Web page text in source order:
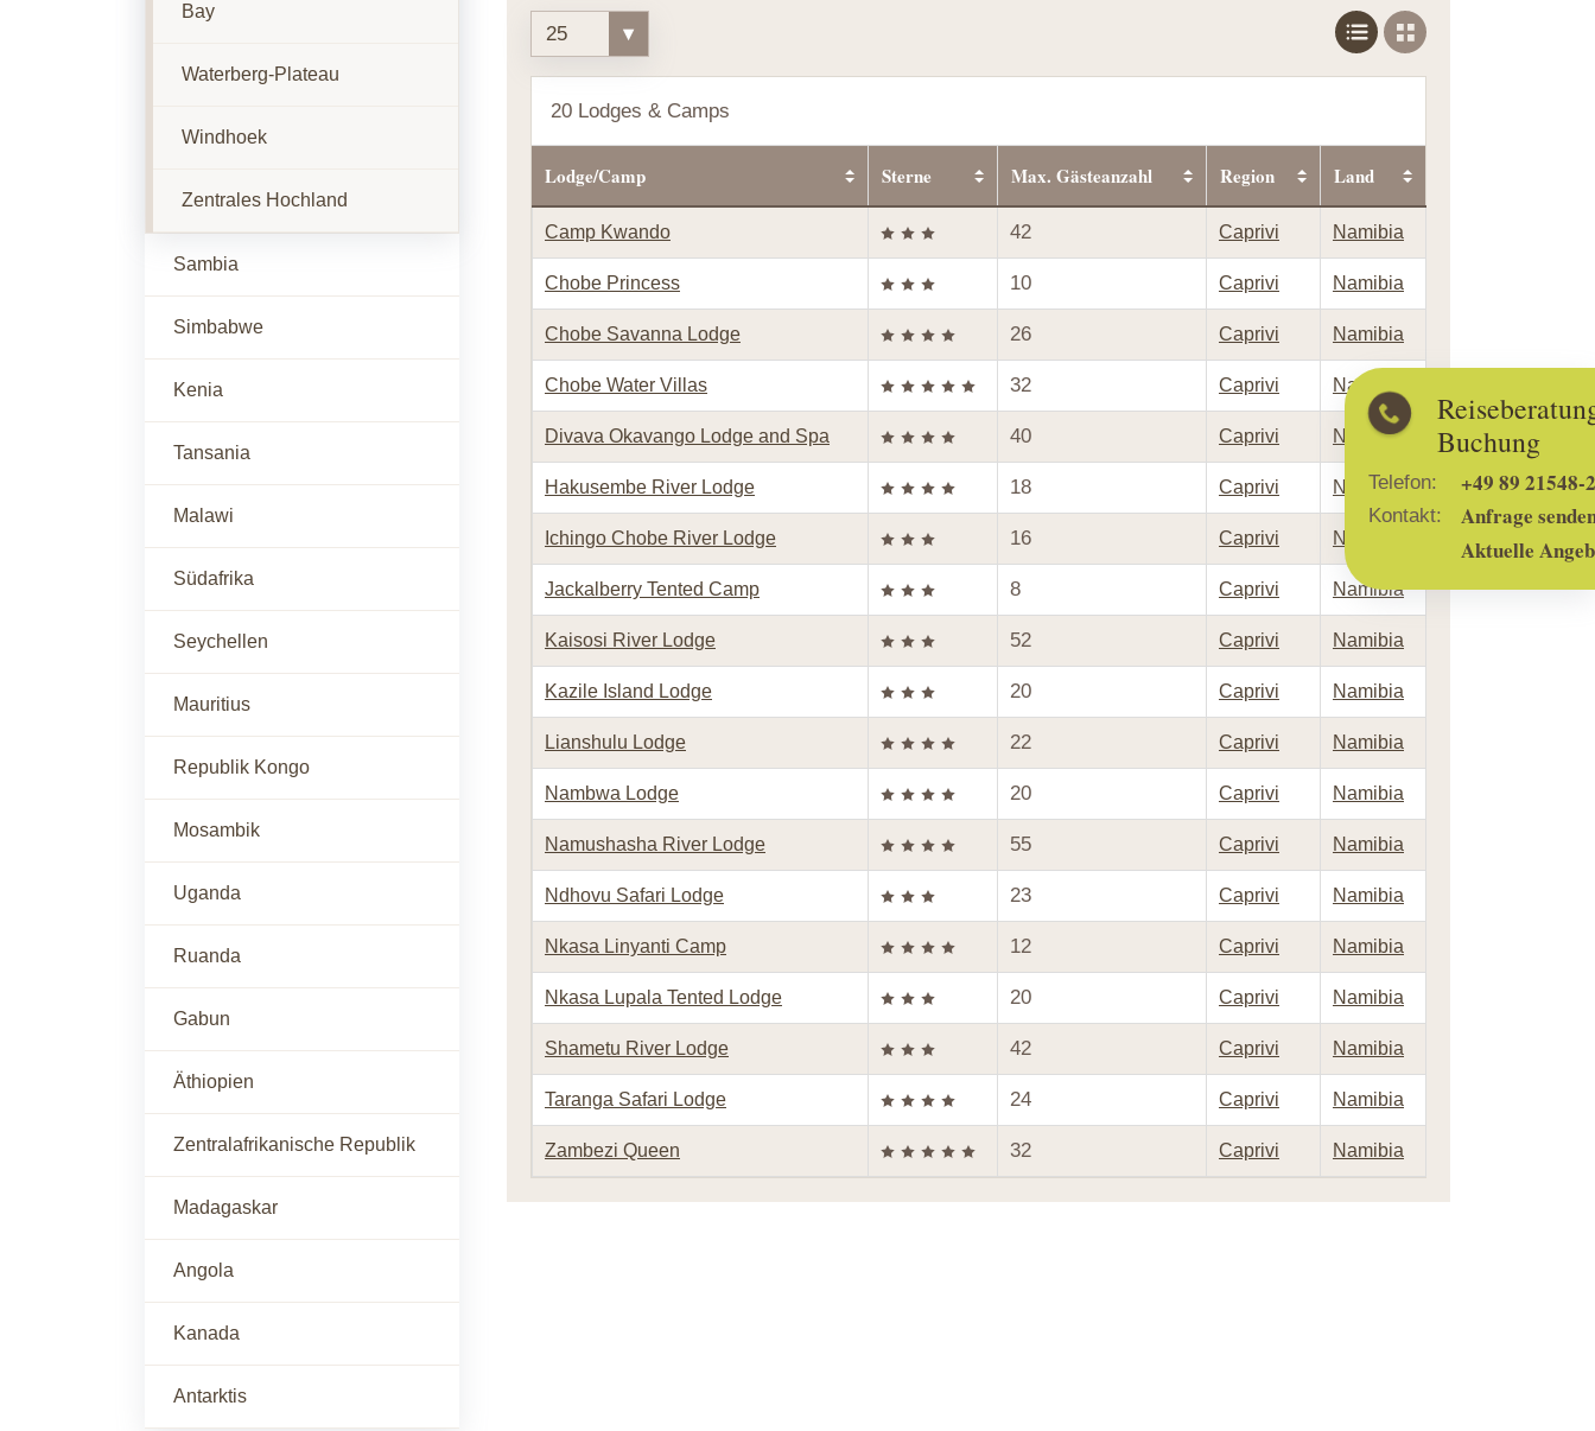
Reiseberatung und
Buchung
Telefon: +49 89 21548-2999
Kontakt:
Anfrage senden
Aktuelle Angebote
25 ▾
20 Lodges & Camps
Lodge/Camp Sterne Max. Gästeanzahl Region Land
Camp Kwando 42 Caprivi Namibia
Chobe Princess 10 Caprivi Namibia
Chobe Savanna Lodge 26 Caprivi Namibia
Chobe Water Villas 32 Caprivi Namibia
Divava Okavango Lodge and Spa 40 Caprivi Namibia
Hakusembe River Lodge 18 Caprivi Namibia
Ichingo Chobe River Lodge 16 Caprivi Namibia
Jackalberry Tented Camp 8 Caprivi Namibia
Kaisosi River Lodge 52 Caprivi Namibia
Kazile Island Lodge 20 Caprivi Namibia
Lianshulu Lodge 22 Caprivi Namibia
Nambwa Lodge 20 Caprivi Namibia
Namushasha River Lodge 55 Caprivi Namibia
Ndhovu Safari Lodge 23 Caprivi Namibia
Nkasa Linyanti Camp 12 Caprivi Namibia
Nkasa Lupala Tented Lodge 20 Caprivi Namibia
Shametu River Lodge 42 Caprivi Namibia
Taranga Safari Lodge 24 Caprivi Namibia
Zambezi Queen 32 Caprivi Namibia
Bay
Waterberg-Plateau
Windhoek
Zentrales Hochland
Sambia
Simbabwe
Kenia
Tansania
Malawi
Südafrika
Seychellen
Mauritius
Republik Kongo
Mosambik
Uganda
Ruanda
Gabun
Äthiopien
Zentralafrikanische Republik
Madagaskar
Angola
Kanada
Antarktis